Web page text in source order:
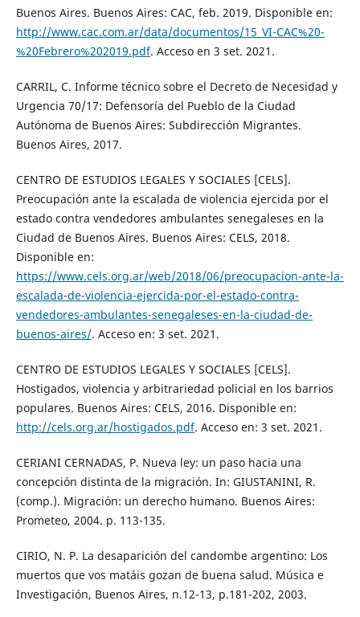
Buenos Aires. Buenos Aires: CAC, feb. 2019. Disponible en:
http://www.cac.com.ar/data/documentos/15_VI-CAC%20-
%20Febrero%202019.pdf. Acceso en 3 set. 2021.
CARRIL, C. Informe técnico sobre el Decreto de Necesidad y
Urgencia 70/17: Defensoría del Pueblo de la Ciudad
Autónoma de Buenos Aires: Subdirección Migrantes.
Buenos Aires, 2017.
CENTRO DE ESTUDIOS LEGALES Y SOCIALES [CELS].
Preocupación ante la escalada de violencia ejercida por el
estado contra vendedores ambulantes senegaleses en la
Ciudad de Buenos Aires. Buenos Aires: CELS, 2018.
Disponible en:
https://www.cels.org.ar/web/2018/06/preocupacion-ante-la-
escalada-de-violencia-ejercida-por-el-estado-contra-
vendedores-ambulantes-senegaleses-en-la-ciudad-de-
buenos-aires/. Acceso en: 3 set. 2021.
CENTRO DE ESTUDIOS LEGALES Y SOCIALES [CELS].
Hostigados, violencia y arbitrariedad policial en los barrios
populares. Buenos Aires: CELS, 2016. Disponible en:
http://cels.org.ar/hostigados.pdf. Acceso en: 3 set. 2021.
CERIANI CERNADAS, P. Nueva ley: un paso hacia una
concepción distinta de la migración. In: GIUSTANINI, R.
(comp.). Migración: un derecho humano. Buenos Aires:
Prometeo, 2004. p. 113-135.
CIRIO, N. P. La desaparición del candombe argentino: Los
muertos que vos matáis gozan de buena salud. Música e
Investigación, Buenos Aires, n.12-13, p.181-202, 2003.